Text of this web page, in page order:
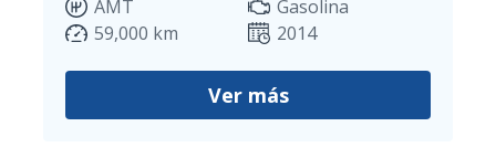
AMT
Gasolina
59,000 km
2014
Ver más